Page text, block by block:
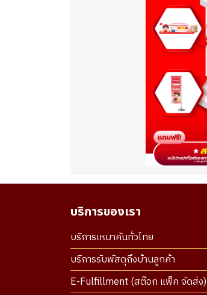
บริการของเรา
บริการเหมาคันทั่วไทย
บริการรับพัสดุถึงบ้านลูกค้า
E-Fulfillment (สต๊อก แพ็ค จัดส่ง)